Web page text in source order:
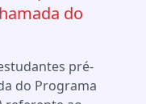
do
pré-
do Programa